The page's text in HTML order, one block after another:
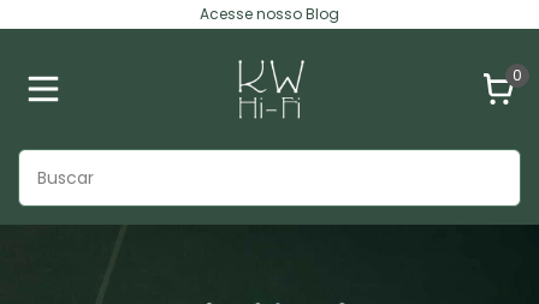
Acesse nosso Blog
0